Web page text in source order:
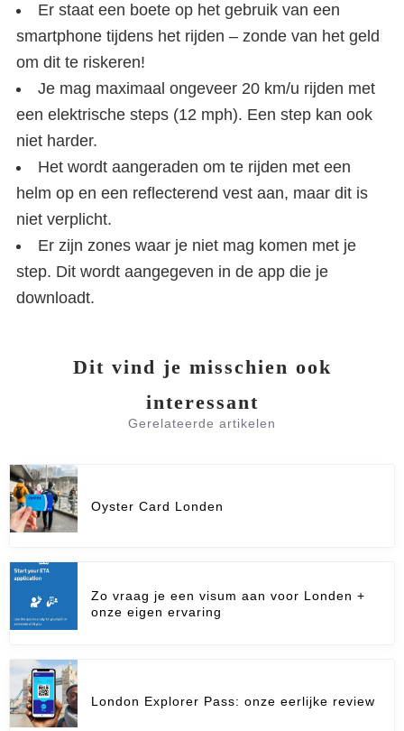
Er staat een boete op het gebruik van een
smartphone tijdens het rijden – zonde van het geld
om dit te riskeren!
Je mag maximaal ongeveer 20 km/u rijden met
een elektrische steps (12 mph). Een step kan ook
niet harder.
Het wordt aangeraden om te rijden met een
helm op en een reflecterend vest aan, maar dit is
niet verplicht.
Er zijn zones waar je niet mag komen met je
step. Dit wordt aangegeven in de app die je
downloadt.
Dit vind je misschien ook
interessant
Gerelateerde artikelen
Oyster Card Londen
Zo vraag je een visum aan voor Londen +
onze eigen ervaring
London Explorer Pass: onze eerlijke review